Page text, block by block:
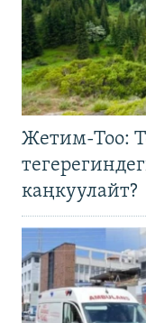
Жетим-Тоо:
каңкуулайт?